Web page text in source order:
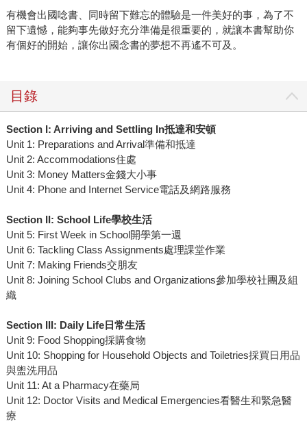
有機會出國唸書、同時留下難忘的體驗是一件美好的事，為了不
留下遺憾，能夠事先做好充分準備是很重要的，就讓本書幫助你
有個好的開始，讓你出國念書的夢想不再遙不可及。
目錄
Section I: Arriving and Settling In抵達和安頓
Unit 1: Preparations and Arrival準備和抵達
Unit 2: Accommodations住處
Unit 3: Money Matters金錢大小事
Unit 4: Phone and Internet Service電話及網路服務
Section II: School Life學校生活
Unit 5: First Week in School開學第一週
Unit 6: Tackling Class Assignments處理課堂作業
Unit 7: Making Friends交朋友
Unit 8: Joining School Clubs and Organizations參加學校社團及組
織
Section III: Daily Life日常生活
Unit 9: Food Shopping採購食物
Unit 10: Shopping for Household Objects and Toiletries採買日用品
與盥洗用品
Unit 11: At a Pharmacy在藥局
Unit 12: Doctor Visits and Medical Emergencies看醫生和緊急醫
療